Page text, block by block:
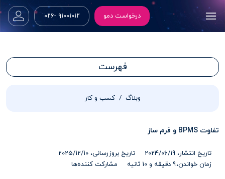
درخواست دمو ۹۱۰۰۱۰۱۲ -۰۲۶
فهرست
وبلاگ کسب و کار
تفاوت BPMS و فرم ساز
تاریخ انتشار، 2024/06/19
تاریخ بروزرسانی، 2025/12/10
زمان خواندن،9 دقیقه و 10 ثانیه مشارکت کننده‌ها